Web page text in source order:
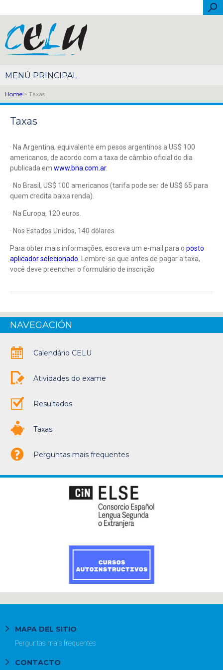
Home > Taxas
Taxas
· Na Argentina, equivalente em pesos argentinos a US$ 100
americanos, de acordo com a taxa de câmbio oficial do dia
publicada em www.bna.com.ar.
· No Brasil, US$ 100 americanos (tarifa pode ser de US$ 65 para
quem credita baixa renda).
· Na Europa, 120 euros.
· Nos Estados Unidos, 140 dólares.
Para obter mais informações, escreva um e-mail para o posto
aplicador selecionado . Lembre-se que antes de pagar a taxa,
você deve preencher o formulário de inscrição
NAVEGACIÓN
Calendário CELU
Atividades do exame
Resultados
Taxas
Perguntas mais frequentes
MAPA DEL SITIO
Perguntas mais frequentes
CONTACTO